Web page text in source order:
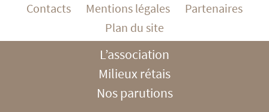
Contacts Mentions légales
Partenaires
Plan du site
L’association
Milieux rétais
Nos parutions